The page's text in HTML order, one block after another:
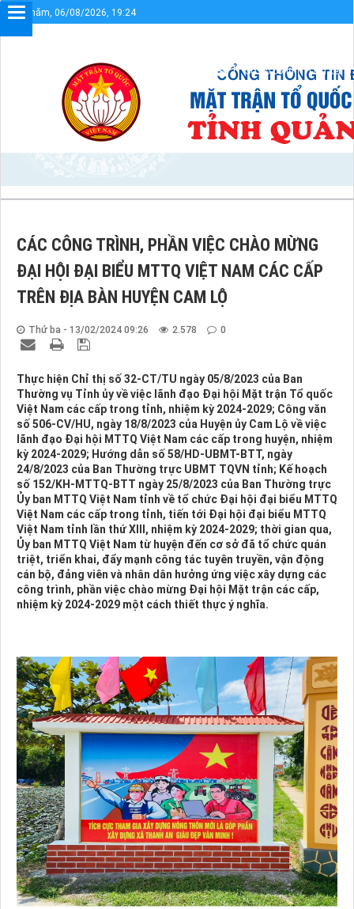
Thứ năm, 06/08/2026, 19:24
Sơ đồ cổng Liên kết
CÁC CÔNG TRÌNH, PHẦN VIỆC CHÀO MỪNG
ĐẠI HỘI ĐẠI BIỂU MTTQ VIỆT NAM CÁC CẤP
TRÊN ĐỊA BÀN HUYỆN CAM LỘ
Thứ ba - 13/02/2024 09:26 2.578 0
Thực hiện Chỉ thị số 32-CT/TU ngày 05/8/2023 của Ban
Thường vụ Tỉnh ủy về việc lãnh đạo Đại hội Mặt trận Tổ quốc
Việt Nam các cấp trong tỉnh, nhiệm kỳ 2024-2029; Công văn
số 506-CV/HU, ngày 18/8/2023 của Huyện ủy Cam Lộ về việc
lãnh đạo Đại hội MTTQ Việt Nam các cấp trong huyện, nhiệm
kỳ 2024-2029; Hướng dẫn số 58/HD-UBMT-BTT, ngày
24/8/2023 của Ban Thường trực UBMT TQVN tỉnh; Kế hoạch
số 152/KH-MTTQ-BTT ngày 25/8/2023 của Ban Thường trực
Ủy ban MTTQ Việt Nam tỉnh về tổ chức Đại hội đại biểu MTTQ
Việt Nam các cấp trong tỉnh, tiến tới Đại hội đại biểu MTTQ
Việt Nam tỉnh lần thứ XIII, nhiệm kỳ 2024-2029; thời gian qua,
Ủy ban MTTQ Việt Nam từ huyện đến cơ sở đã tổ chức quán
triệt, triển khai, đẩy mạnh công tác tuyên truyền, vận động
cán bộ, đảng viên và nhân dân hưởng ứng việc xây dựng các
công trình, phần việc chào mừng Đại hội Mặt trận các cấp,
nhiệm kỳ 2024-2029 một cách thiết thực ý nghĩa.